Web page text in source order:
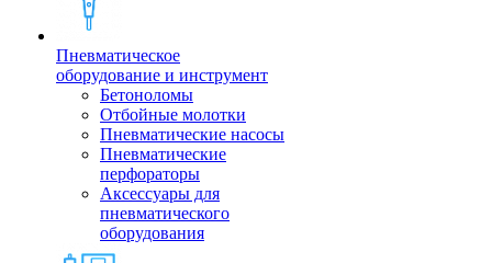
Пневматическое
оборудование и инструмент
Бетоноломы
Отбойные молотки
Пневматические насосы
Пневматические
перфораторы
Аксессуары для
пневматического
оборудования